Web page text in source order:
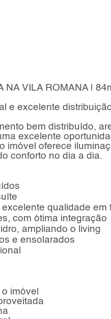
NA VILA ROMANA |
e excelente
bem distribuído,
excelente
imóvel oferece
conforto no dia a dia.
qualidade em
com ótima integração
ampliando o living
e ensolarados
imóvel